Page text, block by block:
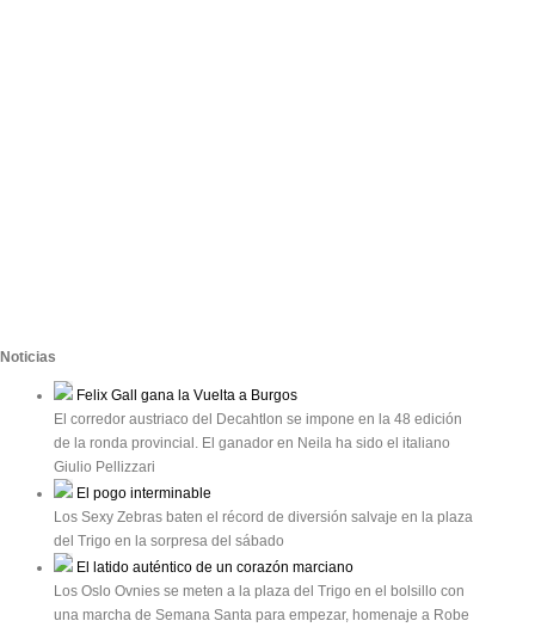
Noticias
Felix Gall gana la Vuelta a Burgos
El corredor austriaco del Decahtlon se impone en la 48 edición
de la ronda provincial. El ganador en Neila ha sido el italiano
Giulio Pellizzari
El pogo interminable
Los Sexy Zebras baten el récord de diversión salvaje en la plaza
del Trigo en la sorpresa del sábado
El latido auténtico de un corazón marciano
Los Oslo Ovnies se meten a la plaza del Trigo en el bolsillo con
una marcha de Semana Santa para empezar, homenaje a Robe